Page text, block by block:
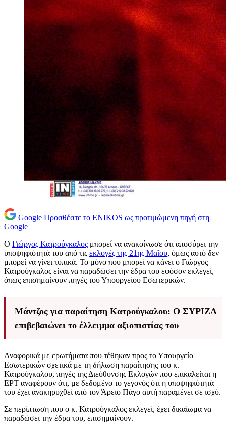
Google Προσθέστε το ENIKOS ως προτιμώμενη πηγή στη
Google
Ο Γιώργος Κατρούγκαλος μπορεί να ανακοίνωσε ότι αποσύρει την
υποψηφιότητά του από τις εκλογές της 21ης Μαΐου, όμως αυτό δεν
μπορεί να γίνει τυπικά. Το μόνο που μπορεί να κάνει ο Γιώργος
Κατρούγκαλος είναι να παραδώσει την έδρα του εφόσον εκλεγεί,
όπως επισημαίνουν πηγές του Υπουργείου Εσωτερικών.
Μάντζος για παραίτηση Κατρούγκαλου: Ο ΣΥΡΙΖΑ
επιβεβαιώνει το έλλειμμα αξιοπιστίας του
Αναφορικά με ερωτήματα που τέθηκαν προς το Υπουργείο
Εσωτερικών σχετικά με τη δήλωση παραίτησης του κ.
Κατρούγκαλου, πηγές της Διεύθυνσης Εκλογών που επικαλείται η
ΕΡΤ αναφέρουν ότι, με δεδομένο το γεγονός ότι η υποψηφιότητά
του έχει ανακηρυχθεί από τον Άρειο Πάγο αυτή παραμένει σε ισχύ.
Σε περίπτωση που ο κ. Κατρούγκαλος εκλεγεί, έχει δικαίωμα να
παραδώσει την έδρα του, επισημαίνουν.